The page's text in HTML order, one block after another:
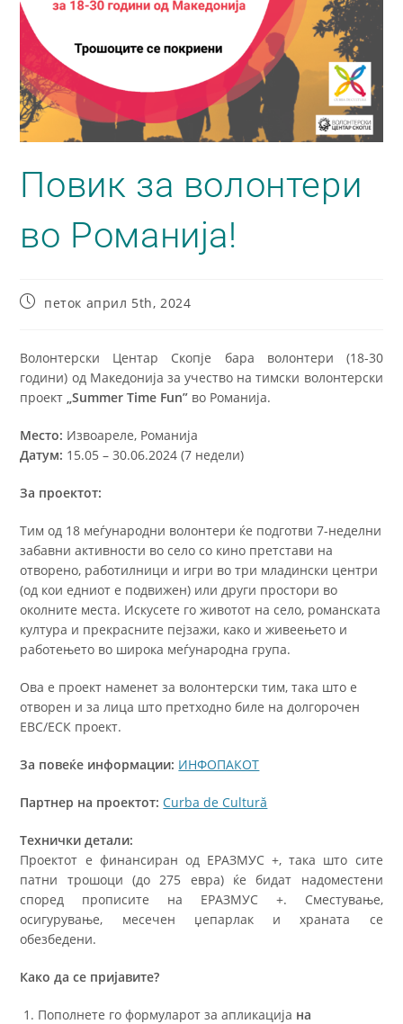
Повик за волонтери
во Романија!
петок април 5th, 2024
Волонтерски Центар Скопје бара волонтери (18-30
години) од Македонија за учество на тимски волонтерски
проект „Summer Time Fun” во Романија.
Место: Извоареле, Романија
Датум: 15.05 – 30.06.2024 (7 недели)
За проектот:
Тим од 18 меѓународни волонтери ќе подготви 7-неделни
забавни активности во село со кино претстави на
отворено, работилници и игри во три младински центри
(од кои едниот е подвижен) или други простори во
околните места. Искусете го животот на село, романската
култура и прекрасните пејзажи, како и живеењето и
работењето во широка меѓународна група.
Ова е проект наменет за волонтерски тим, така што е
отворен и за лица што претходно биле на долгорочен
ЕВС/ЕСК проект.
За повеќе информации: ИНФОПАКОТ
Партнер на проектот:Curba de Cultură
Технички детали:
Проектот е финансиран од ЕРАЗМУС +, така што сите
патни трошоци (до 275 евра) ќе бидат надоместени
според прописите на ЕРАЗМУС +. Сместување,
осигурување, месечен џепарлак и храната се
обезбедени.
Како да се пријавите?
Пополнете го формуларот за апликација на